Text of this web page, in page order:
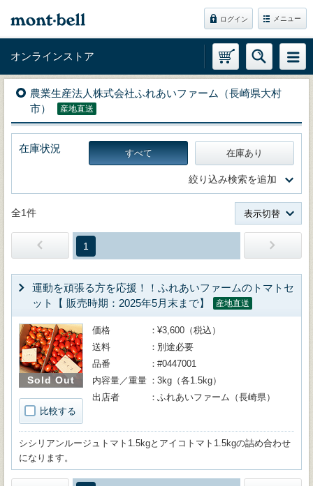
ログイン メニュー
オンラインストア
農業生産法人株式会社ふれあいファーム（長崎県大村
市）
産地直送
在庫状況 すべて 在庫あり
絞り込み検索を追加
全1件 表示切替
1
運動を頑張る方を応援！！ふれあいファームのトマトセ
ット【 販売時期：2025年5月末まで】
産地直送
Sold Out
比較する
価格
¥3,600（税込）
送料
別途必要
品番
#0447001
内容量／重量
3kg（各1.5kg）
出店者
ふれあいファーム（長崎県）
シシリアンルージュトマト1.5kgとアイコトマト1.5kgの詰め合わせ
になります。